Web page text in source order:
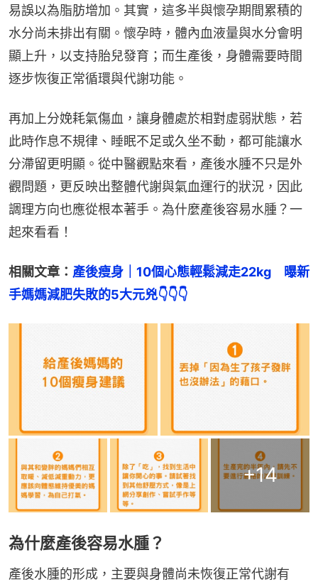
易誤以為脂肪增加。其實，這多半與懷孕期間累積的
水分尚未排出有關。懷孕時，體內血液量與水分會明
顯上升，以支持胎兒發育；而生產後，身體需要時間
逐步恢復正常循環與代謝功能。
再加上分娩耗氣傷血，讓身體處於相對虛弱狀態，若
此時作息不規律、睡眠不足或久坐不動，都可能讓水
分滯留更明顯。從中醫觀點來看，產後水腫不只是外
觀問題，更反映出整體代謝與氣血運行的狀況，因此
調理方向也應從根本著手。為什麼產後容易水腫？一
起來看看！
相關文章： 產後瘦身｜10個心態輕鬆減走22kg　曝新
手媽媽減肥失敗的5大元兇👇👇👇
+14
為什麼產後容易水腫？
產後水腫的形成，主要與身體尚未恢復正常代謝有